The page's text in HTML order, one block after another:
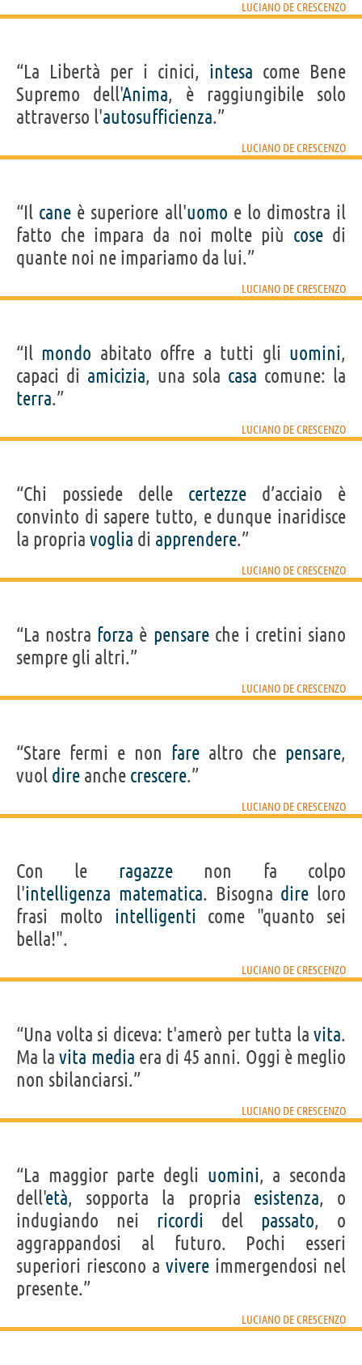
LUCIANO DE CRESCENZO
“La Libertà per i cinici, intesa come Bene
Supremo dell'Anima, è raggiungibile solo
attraverso l'autosufficienza.”
LUCIANO DE CRESCENZO
“Il cane è superiore all'uomo e lo dimostra il
fatto che impara da noi molte più cose di
quante noi ne impariamo da lui.”
LUCIANO DE CRESCENZO
“Il mondo abitato offre a tutti gli uomini,
capaci di amicizia, una sola casa comune: la
terra.”
LUCIANO DE CRESCENZO
“Chi possiede delle certezze d’acciaio è
convinto di sapere tutto, e dunque inaridisce
la propria voglia di apprendere.”
LUCIANO DE CRESCENZO
“La nostra forza è pensareche i cretini siano
sempre gli altri.”
LUCIANO DE CRESCENZO
“Stare fermi e non fare altro che pensare,
vuol dire anche crescere.”
LUCIANO DE CRESCENZO
Con le ragazzenon fa colpo
l'intelligenza matematica. Bisogna dire loro
frasi molto intelligenti come "quanto sei
bella!".
LUCIANO DE CRESCENZO
“Una volta si diceva: t'amerò per tutta la vita.
Ma lavita media era di 45 anni. Oggi è meglio
non sbilanciarsi.”
LUCIANO DE CRESCENZO
“La maggior parte degli uomini, a seconda
dell'età, sopporta la propria esistenza, o
indugiando nei ricordi del passato, o
aggrappandosi al futuro. Pochi esseri
superiori riescono a vivere immergendosi nel
presente.”
LUCIANO DE CRESCENZO